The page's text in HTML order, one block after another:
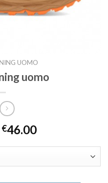
UOMO
uomo
€46.00